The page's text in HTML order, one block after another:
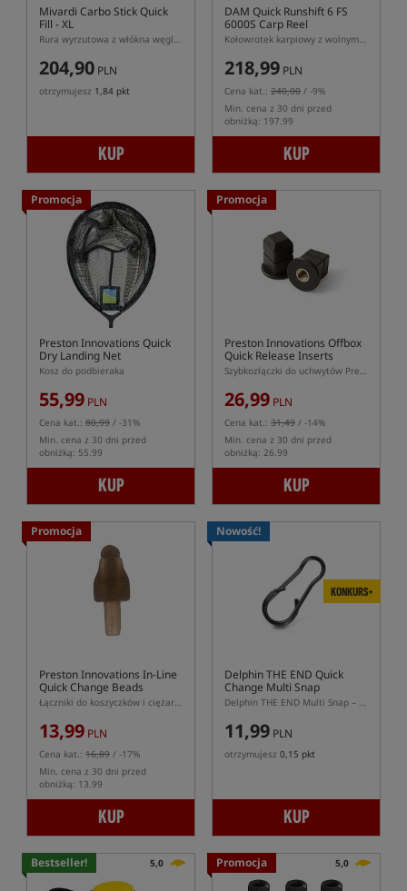
Mivardi Carbo Stick Quick
Fill - XL
Rura wyrzutowa z włókna węglowego
204,90 PLN
otrzymujesz 1,84 pkt
KUP
DAM Quick Runshift 6 FS
6000S Carp Reel
Kołowrotek karpiowy z wolnym biegiem
218,99 PLN
Cena kat.: 240,00 / -9%
Min. cena z 30 dni przed
obniżką: 197.99
KUP
Promocja
Preston Innovations Quick
Dry Landing Net
Kosz do podbieraka
55,99 PLN
Cena kat.: 80,99 / -31%
Min. cena z 30 dni przed
obniżką: 55.99
KUP
Promocja
Preston Innovations Offbox
Quick Release Inserts
Szybkozłączki do uchwytów Preston Offbox
26,99 PLN
Cena kat.: 31,49 / -14%
Min. cena z 30 dni przed
obniżką: 26.99
KUP
Promocja
Preston Innovations In-Line
Quick Change Beads
Łączniki do koszyczków i ciężarków Preston Innovations
13,99 PLN
Cena kat.: 16,89 / -17%
Min. cena z 30 dni przed
obniżką: 13.99
KUP
Nowość!
KONKURS+
Delphin THE END Quick
Change Multi Snap
Delphin THE END Multi Snap – klips do szybkiej wymiany ciężarka
11,99 PLN
otrzymujesz 0,15 pkt
KUP
Bestseller! 5,0 Promocja 5,0